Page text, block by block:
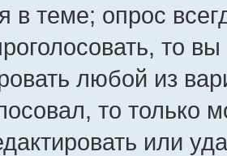
в теме; опрос
то
любой из
то только
или